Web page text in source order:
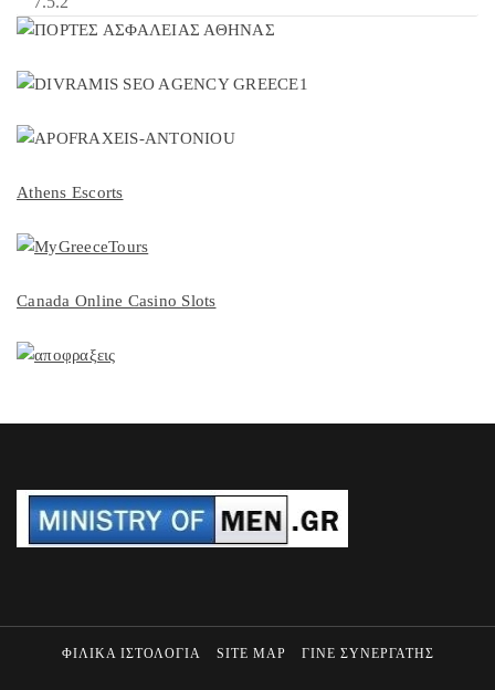
Athens Escorts
Canada Online Casino Slots
ΦΙΛΙΚΑ ΙΣΤΟΛΟΓΙΑ SITE MAP ΓΙΝΕ ΣΥΝΕΡΓΑΤΗΣ